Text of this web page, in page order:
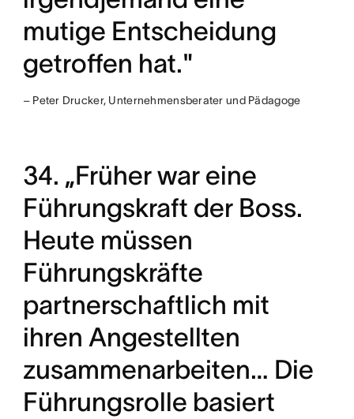
mutige Entscheidung
getroffen hat."
– Peter Drucker, Unternehmensberater und Pädagoge
34. „Früher war eine
Führungskraft der Boss.
Heute müssen
Führungskräfte
partnerschaftlich mit
ihren Angestellten
zusammenarbeiten… Die
Führungsrolle basiert